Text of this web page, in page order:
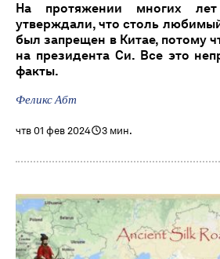
На протяжении многих
утверждали, что столь
был запрещен в Китае, потому
на президента Си. Все это
факты.
Феликс Абт
чтв 01 фев 2024 3 мин.